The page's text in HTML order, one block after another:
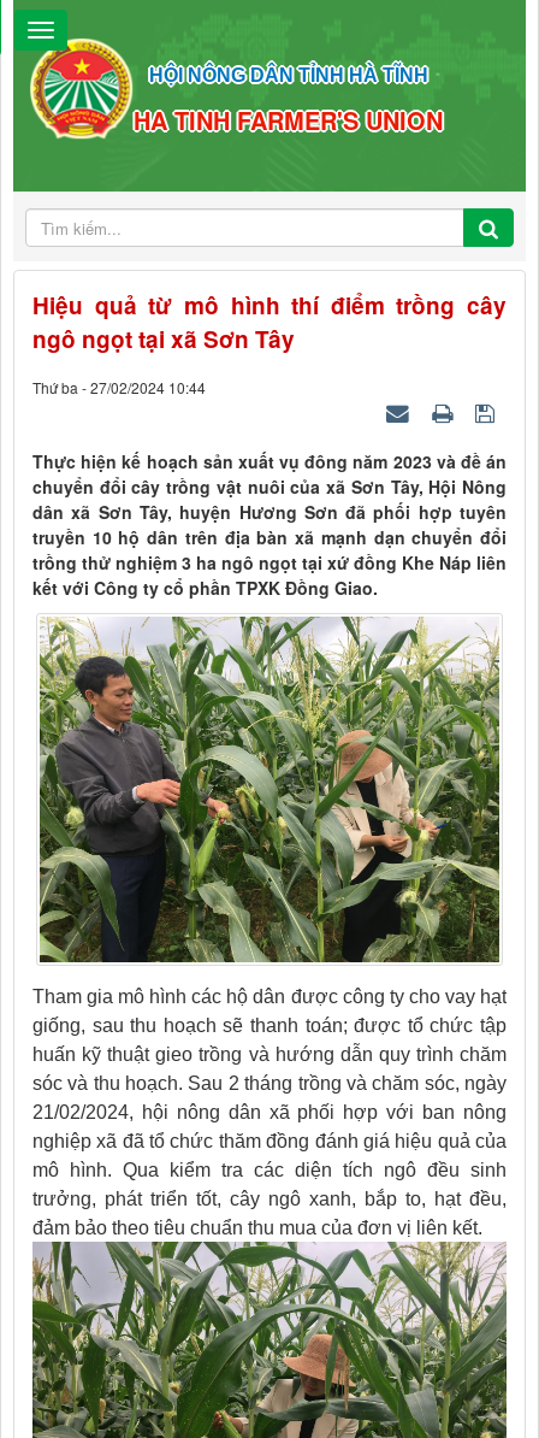
HỘI NÔNG DÂN TỈNH HÀ TĨNH
HA TINH FARMER'S UNION
Hiệu quả từ mô hình thí điểm trồng cây
ngô ngọt tại xã Sơn Tây
Thứ ba - 27/02/2024 10:44
Thực hiện kế hoạch sản xuất vụ đông năm 2023 và đề án
chuyển đổi cây trồng vật nuôi của xã Sơn Tây, Hội Nông
dân xã Sơn Tây, huyện Hương Sơn đã phối hợp tuyên
truyền 10 hộ dân trên địa bàn xã mạnh dạn chuyển đổi
trồng thử nghiệm 3 ha ngô ngọt tại xứ đồng Khe Náp liên
kết với Công ty cổ phần TPXK Đồng Giao.
Tham gia mô hình các hộ dân được công ty cho vay hạt
giống, sau thu hoạch sẽ thanh toán; được tổ chức tập
huấn kỹ thuật gieo trồng và hướng dẫn quy trình chăm
sóc và thu hoạch. Sau 2 tháng trồng và chăm sóc, ngày
21/02/2024, hội nông dân xã phối hợp với ban nông
nghiệp xã đã tổ chức thăm đồng đánh giá hiệu quả của
mô hình. Qua kiểm tra các diện tích ngô đều sinh
trưởng, phát triển tốt, cây ngô xanh, bắp to, hạt đều,
đảm bảo theo tiêu chuẩn thu mua của đơn vị liên kết.